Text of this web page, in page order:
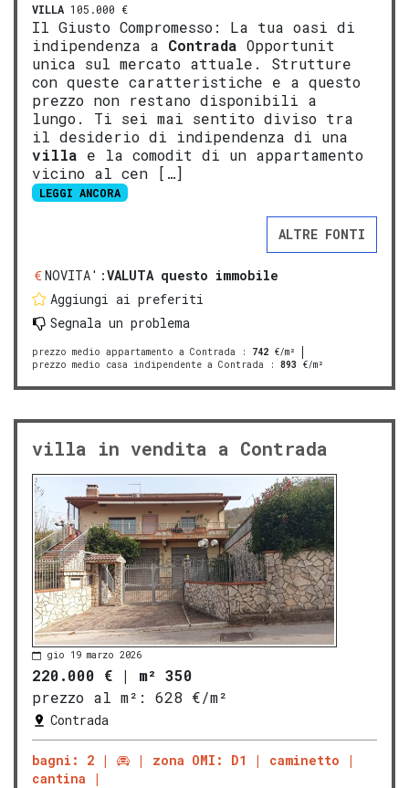
VILLA 105.000 €
Il Giusto Compromesso: La tua oasi di
indipendenza a Contrada Opportunit
unica sul mercato attuale. Strutture
con queste caratteristiche e a questo
prezzo non restano disponibili a
lungo. Ti sei mai sentito diviso tra
il desiderio di indipendenza di una
villa e la comodit di un appartamento
vicino al cen […]
LEGGI ANCORA
ALTRE FONTI
NOVITA':VALUTA questo immobile
Aggiungi ai preferiti
Segnala un problema
prezzo medio appartamento a Contrada : 742 €/m²
prezzo medio casa indipendente a Contrada : 893 €/m²
villa in vendita a Contrada
gio 19 marzo 2026
220.000 € | m² 350
prezzo al m²:
628 €/m²
Contrada
bagni: 2 zona OMI: D1
caminetto
cantina